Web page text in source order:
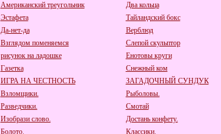
Американский треугольник
Два кольца
Эстафета
Тайландский бокс
Да-нет-да
Верблюд
Взглядом поменяемся
Слепой скульптор
рисунок на ладошке
Енотовы круги
Газетка
Снежный ком
ИГРА НА ЧЕСТНОСТЬ
ЗАГАДОЧНЫЙ СУНДУК
Взломщики.
Рыболовы.
Разведчики.
Смотай
Изобрази слово.
Достань конфету.
Болото.
Классики.